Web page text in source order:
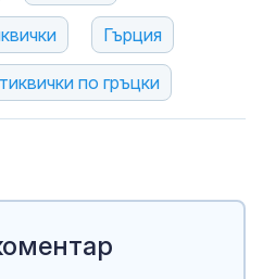
Гърция
тиквички по гръцки